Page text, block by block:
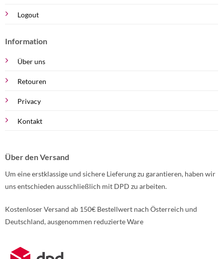
Logout
Information
Über uns
Retouren
Privacy
Kontakt
Über den Versand
Um eine erstklassige und sichere Lieferung zu garantieren, haben wir
uns entschieden ausschließlich mit DPD zu arbeiten.
Kostenloser Versand ab 150€ Bestellwert nach Österreich und
Deutschland, ausgenommen reduzierte Ware